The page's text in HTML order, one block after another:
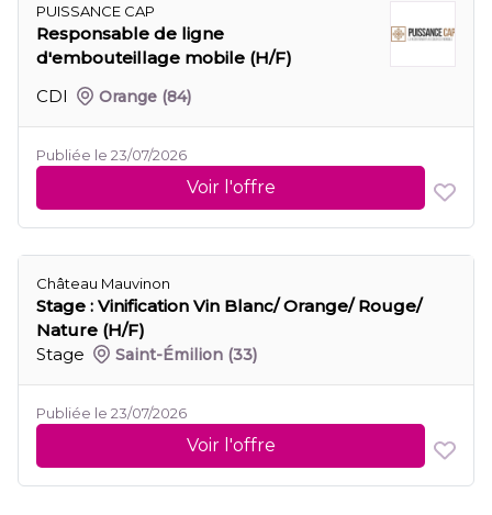
PUISSANCE CAP
Responsable de ligne
d'embouteillage mobile (H/F)
CDI
Orange (84)
Publiée le 23/07/2026
Voir l'offre
Château Mauvinon
Stage : Vinification Vin Blanc/ Orange/ Rouge/
Nature (H/F)
Stage
Saint-Émilion (33)
Publiée le 23/07/2026
Voir l'offre